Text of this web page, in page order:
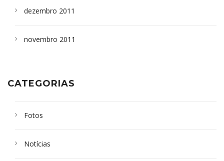
dezembro 2011
novembro 2011
CATEGORIAS
Fotos
Notícias